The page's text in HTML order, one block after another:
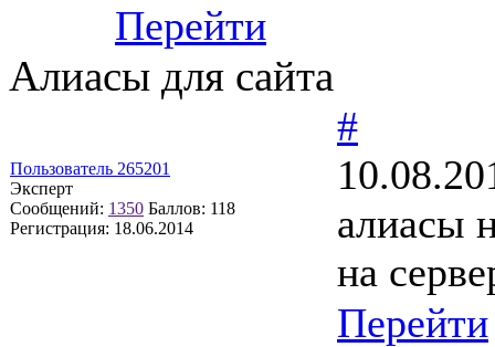
Перейти
Алиасы для сайта
Пользователь 265201
Эксперт
Сообщений: 1350 Баллов: 118
Регистрация: 18.06.2014
#
алиасы
на
Перейти